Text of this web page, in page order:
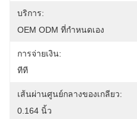
บริการ:
OEM ODM ที่กำหนดเอง
การจ่ายเงิน:
ทีที
เส้นผ่านศูนย์กลางของเกลียว:
0.164 นิ้ว